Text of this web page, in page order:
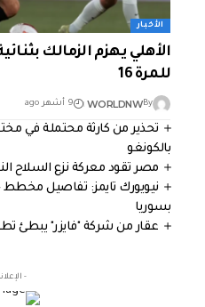
الأخبار
الأهلي يهزم الزمالك
للمرة 16
By
WORLDNW 9 أشهر ago
تحذير من كارثة محتملة في
بالكونغو
مصر تقود معركة نزع السلاح
نيويورك تايمز: تفاصيل مخطط
بسوريا
عقار من شركة "فايزر" يبطئ
-